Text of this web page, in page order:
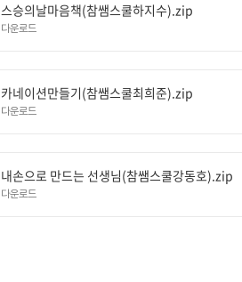
스승의날마음책(참쌤스쿨하지수).zip
다운로드
카네이션만들기(참쌤스쿨최희준).zip
다운로드
내손으로 만드는 선생님(참쌤스쿨강동호).zip
다운로드